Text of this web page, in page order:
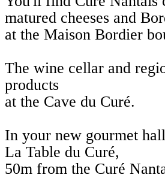
matured cheeses and
at the Maison Bordier
The wine cellar and
products
at the Cave du Curé.
In your new gourmet
La Table du Curé,
50m from the Curé